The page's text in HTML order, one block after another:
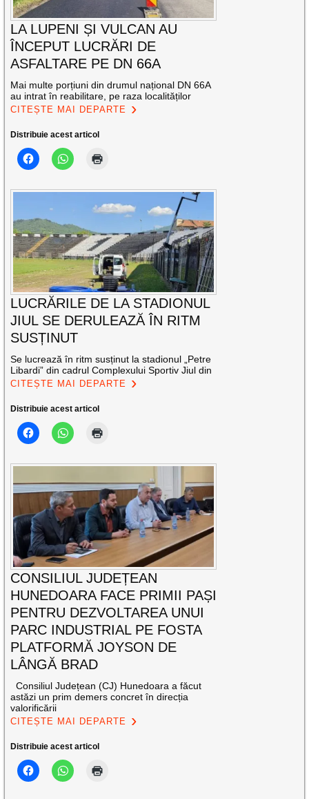
LA LUPENI ȘI VULCAN AU
ÎNCEPUT LUCRĂRI DE
ASFALTARE PE DN 66A
Mai multe porțiuni din drumul național DN 66A
au intrat în reabilitare, pe raza localităților
CITEȘTE MAI DEPARTE
Distribuie acest articol
LUCRĂRILE DE LA STADIONUL
JIUL SE DERULEAZĂ ÎN RITM
SUSȚINUT
Se lucrează în ritm susținut la stadionul „Petre
Libardi” din cadrul Complexului Sportiv Jiul din
CITEȘTE MAI DEPARTE
Distribuie acest articol
CONSILIUL JUDEȚEAN
HUNEDOARA FACE PRIMII PAȘI
PENTRU DEZVOLTAREA UNUI
PARC INDUSTRIAL PE FOSTA
PLATFORMĂ JOYSON DE
LÂNGĂ BRAD
Consiliul Județean (CJ) Hunedoara a făcut
astăzi un prim demers concret în direcția
valorificării
CITEȘTE MAI DEPARTE
Distribuie acest articol